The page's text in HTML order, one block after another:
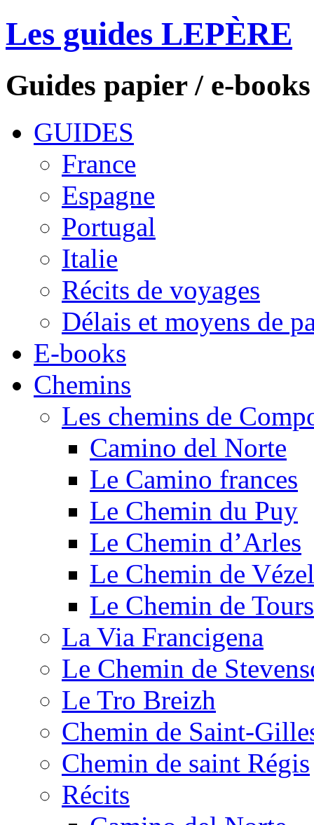
Les guides LEPÈRE
Guides papier / e-
GUIDES
France
Espagne
Portugal
Italie
Récits de voyages
Délais et moyens de
E-books
Chemins
Les chemins de
Camino del Norte
Le Camino frances
Le Chemin du Puy
Le Chemin d’Arles
Le Chemin de
Le Chemin de Tours
La Via Francigena
Le Chemin de
Le Tro Breizh
Chemin de Saint-
Chemin de saint Régis
Récits